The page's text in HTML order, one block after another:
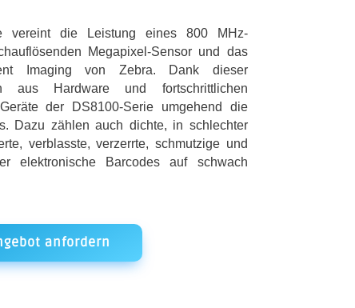
vereint die Leistung eines 800 MHz-
Megapixel-Sensor und das
Imaging von Zebra. Dank dieser
aus Hardware und fortschrittlichen
der DS8100-Serie umgehend die
Dazu zählen auch dichte, in schlechter
verblasste, verzerrte, schmutzige und
elektronische Barcodes auf schwach
anfordern